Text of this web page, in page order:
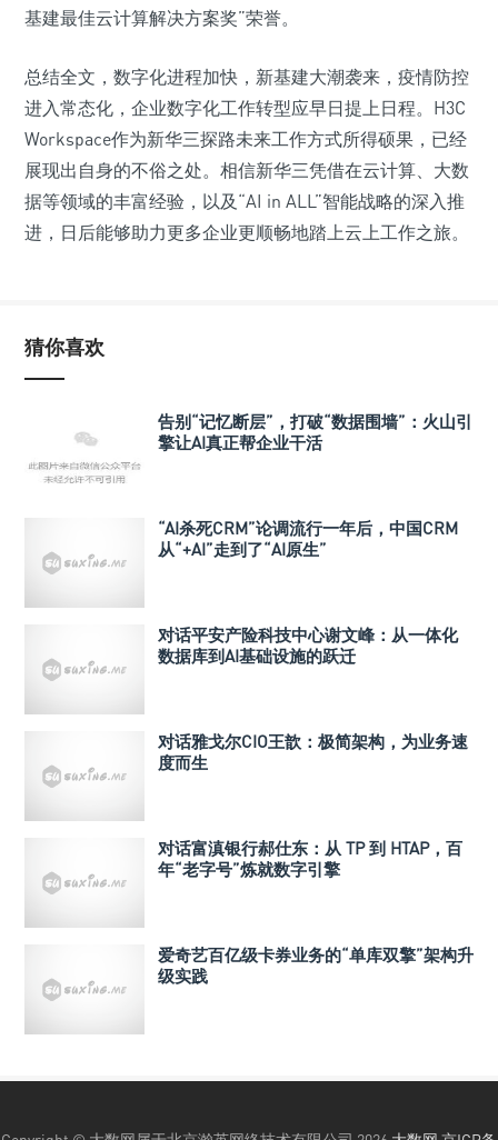
基建最佳云计算解决方案奖”荣誉。
总结全文，数字化进程加快，新基建大潮袭来，疫情防控
进入常态化，企业数字化工作转型应早日提上日程。H3C
Workspace作为新华三探路未来工作方式所得硕果，已经
展现出自身的不俗之处。相信新华三凭借在云计算、大数
据等领域的丰富经验，以及“AI in ALL”智能战略的深入推
进，日后能够助力更多企业更顺畅地踏上云上工作之旅。
猜你喜欢
告别“记忆断层”，打破“数据围墙”：火山引
擎让AI真正帮企业干活
“AI杀死CRM”论调流行一年后，中国CRM
从“+AI”走到了“AI原生”
对话平安产险科技中心谢文峰：从一体化
数据库到AI基础设施的跃迁
对话雅戈尔CIO王歆：极简架构，为业务速
度而生
对话富滇银行郝仕东：从 TP 到 HTAP，百
年“老字号”炼就数字引擎
爱奇艺百亿级卡券业务的“单库双擎”架构升
级实践